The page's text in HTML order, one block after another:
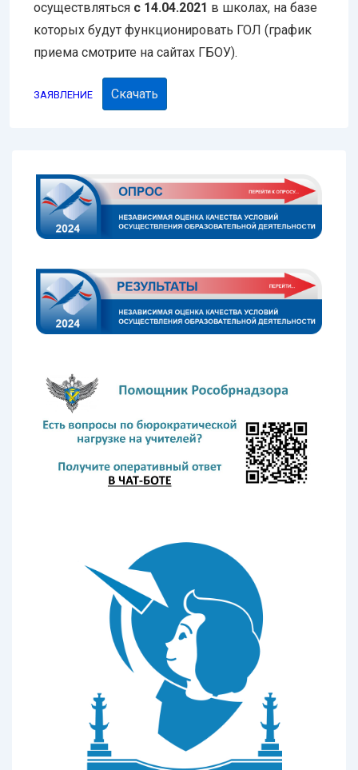
осуществляться с 14.04.2021 в школах, на базе
которых будут функционировать ГОЛ (график
приема смотрите на сайтах ГБОУ).
ЗАЯВЛЕНИЕ Скачать